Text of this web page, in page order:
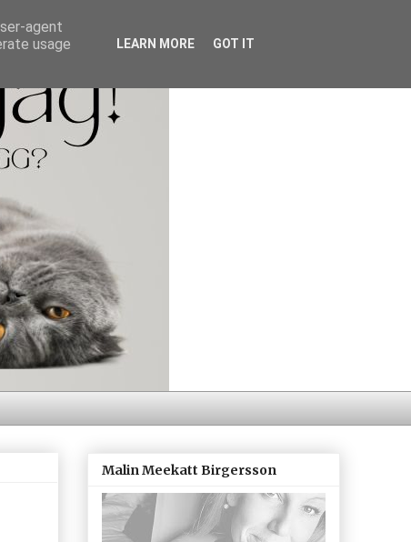
Malin Meekatt Birgersson
agent
usage
LEARN MORE GOT IT